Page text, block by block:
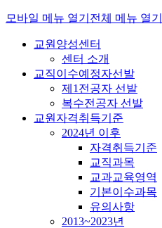
모바일 메뉴 열기 전체 메뉴 열기
교원양성센터
센터 소개
교직이수예정자선발
제1전공자 선발
복수전공자 선발
교원자격취득기준
2024년 이후
자격취득기준
교직과목
교과교육영역
기본이수과목
유의사항
2013~2023년